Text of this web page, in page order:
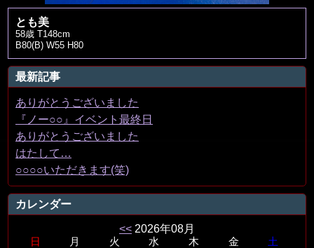
とも美
58歳 T148cm
B80(B) W55 H80
最新記事
ありがとうございました
『ノー○○』イベント最終日
ありがとうございました
はたして…
○○○○いただきます(笑)
カレンダー
<< 2026年08月
日 月 火 水 木 金
土